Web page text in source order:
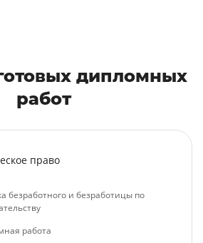
дипломных
работ
право
безработного и безработицы по
работа